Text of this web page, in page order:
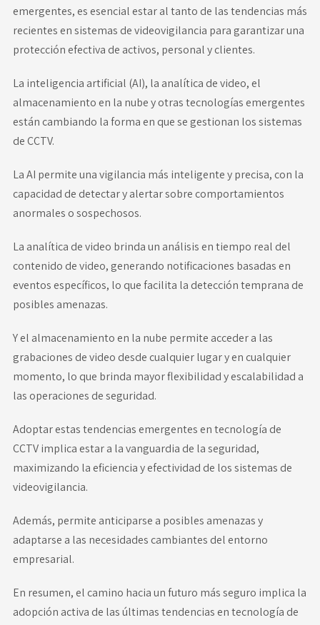
emergentes, es esencial estar al tanto de las tendencias más
recientes en sistemas de videovigilancia para garantizar una
protección efectiva de activos, personal y clientes.
La inteligencia artificial (AI), la analítica de video, el
almacenamiento en la nube y otras tecnologías emergentes
están cambiando la forma en que se gestionan los sistemas
de CCTV.
La AI permite una vigilancia más inteligente y precisa, con la
capacidad de detectar y alertar sobre comportamientos
anormales o sospechosos.
La analítica de video brinda un análisis en tiempo real del
contenido de video, generando notificaciones basadas en
eventos específicos, lo que facilita la detección temprana de
posibles amenazas.
Y el almacenamiento en la nube permite acceder a las
grabaciones de video desde cualquier lugar y en cualquier
momento, lo que brinda mayor flexibilidad y escalabilidad a
las operaciones de seguridad.
Adoptar estas tendencias emergentes en tecnología de
CCTV implica estar a la vanguardia de la seguridad,
maximizando la eficiencia y efectividad de los sistemas de
videovigilancia.
Además, permite anticiparse a posibles amenazas y
adaptarse a las necesidades cambiantes del entorno
empresarial.
En resumen, el camino hacia un futuro más seguro implica la
adopción activa de las últimas tendencias en tecnología de